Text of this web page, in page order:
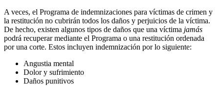
A veces, el Programa de indemnizaciones para víctimas de crimen y
la restitución no cubrirán todos los daños y perjuicios de la víctima.
De hecho, existen algunos tipos de daños que una víctima jamás
podrá recuperar mediante el Programa o una restitución ordenada
por una corte. Estos incluyen indemnización por lo siguiente:
Angustia mental
Dolor y sufrimiento
Daños punitivos